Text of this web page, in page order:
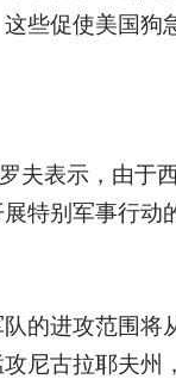
些促使美国狗
夫表示，由于
特别军事行
的进攻范围
尼古拉耶夫